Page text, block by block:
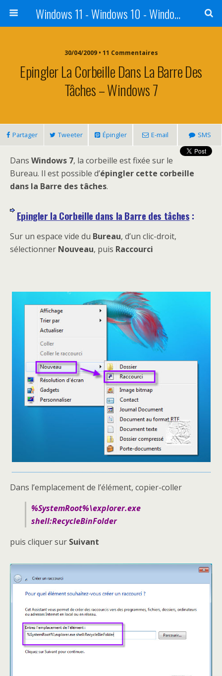
Windows 11 - Windows 10 - Windows 8 - Windows 7 - VISTA
30/04/2009 • 11 Commentaires
Epingler La Corbeille Dans La Barre Des
Tâches – Windows 7
Partager Tweeter Épingler E-mail SMS
Dans Windows 7, la corbeille est fixée sur le
Bureau. Il est possible d’épingler cette corbeille
dans la Barre des tâches.
Epingler la Corbeille dans la Barre des tâches :
Sur un espace vide du Bureau, d’un clic-droit,
sélectionner Nouveau, puis Raccourci
Dans l’emplacement de l’élément, copier-coller
%SystemRoot%\explorer.exe
shell:RecycleBinFolder
puis cliquer sur Suivant